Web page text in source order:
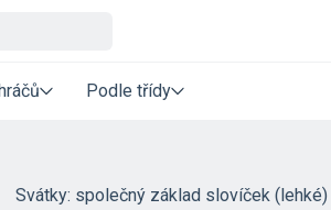
Podle třídy
Svátky: společný základ slovíček (lehké)